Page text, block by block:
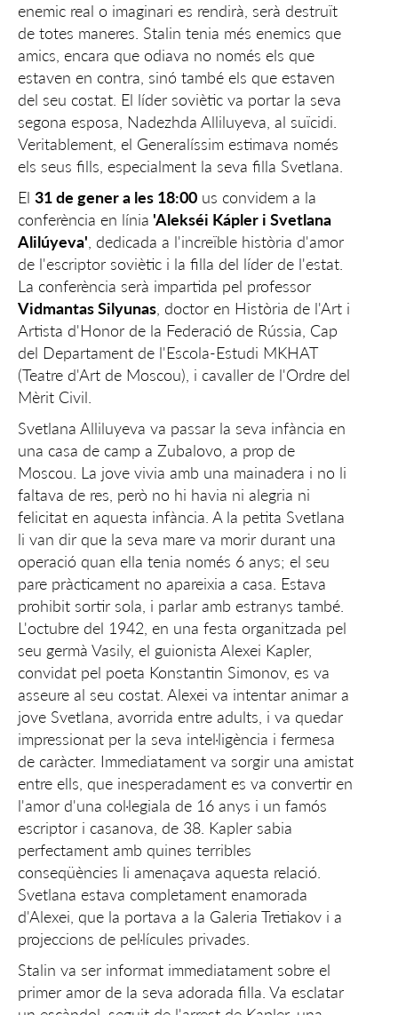
enemic real o imaginari es rendirà, serà destruït
de totes maneres. Stalin tenia més enemics que
amics, encara que odiava no només els que
estaven en contra, sinó també els que estaven
del seu costat. El líder soviètic va portar la seva
segona esposa, Nadezhda Alliluyeva, al suïcidi.
Veritablement, el Generalíssim estimava només
els seus fills, especialment la seva filla Svetlana.
El 31 de gener a les 18:00 us convidem a la
conferència en línia 'Alekséi Kápler i Svetlana
Alilúyeva' , dedicada a l'increïble història d'amor
de l'escriptor soviètic i la filla del líder de l'estat.
La conferència serà impartida pel professor
Vidmantas Silyunas , doctor en Història de l'Art i
Artista d'Honor de la Federació de Rússia, Cap
del Departament de l'Escola-Estudi MKHAT
(Teatre d'Art de Moscou), i cavaller de l'Ordre del
Mèrit Civil.
Svetlana Alliluyeva va passar la seva infància en
una casa de camp a Zubalovo, a prop de
Moscou. La jove vivia amb una mainadera i no li
faltava de res, però no hi havia ni alegria ni
felicitat en aquesta infància. A la petita Svetlana
li van dir que la seva mare va morir durant una
operació quan ella tenia només 6 anys; el seu
pare pràcticament no apareixia a casa. Estava
prohibit sortir sola, i parlar amb estranys també.
L'octubre del 1942, en una festa organitzada pel
seu germà Vasily, el guionista Alexei Kapler,
convidat pel poeta Konstantin Simonov, es va
asseure al seu costat. Alexei va intentar animar a
jove Svetlana, avorrida entre adults, i va quedar
impressionat per la seva intel·ligència i fermesa
de caràcter. Immediatament va sorgir una amistat
entre ells, que inesperadament es va convertir en
l'amor d'una col·legiala de 16 anys i un famós
escriptor i casanova, de 38. Kapler sabia
perfectament amb quines terribles
conseqüències li amenaçava aquesta relació.
Svetlana estava completament enamorada
d'Alexei, que la portava a la Galeria Tretiakov i a
projeccions de pel·lícules privades.
Stalin va ser informat immediatament sobre el
primer amor de la seva adorada filla. Va esclatar